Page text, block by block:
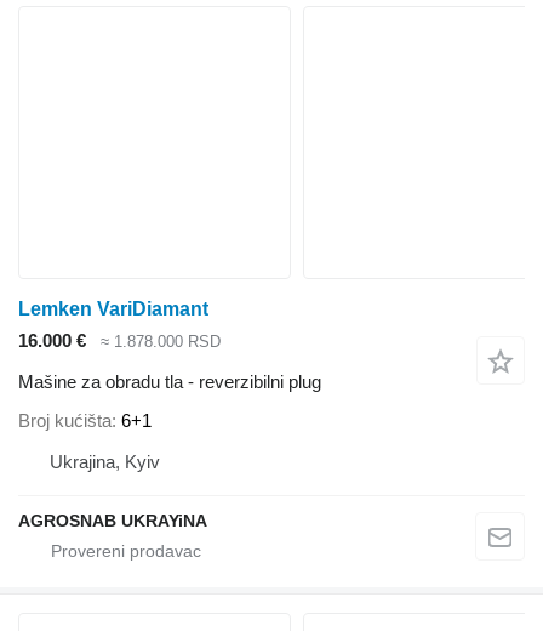
Lemken VariDiamant
16.000 €
≈ 1.878.000 RSD
Mašine za obradu tla - reverzibilni plug
Broj kućišta 6+1
Ukrajina, Kyiv
AGROSNAB UKRAYiNA